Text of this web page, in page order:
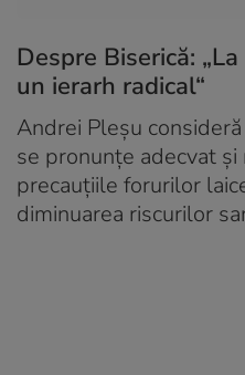
Despre Biserică:
un ierarh radical“
Andrei Pleșu
se pronunțe adecvat
precauțiile forurilor
diminuarea riscurilor